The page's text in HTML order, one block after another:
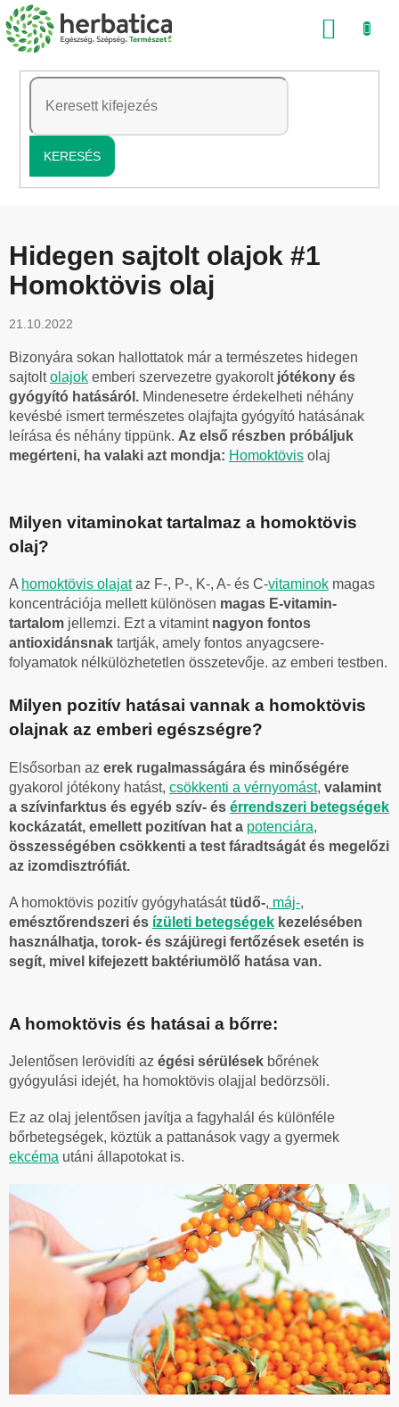
Ugrás
a
tartalomhoz
KERESÉS
Hidegen sajtolt olajok #1
Homoktövis olaj
21.10.2022
Bizonyára sokan hallottatok már a természetes hidegen
sajtoltolajok emberi szervezetre gyakorolt ​​jótékony és
gyógyító hatásáról. Mindenesetre érdekelheti néhány
kevésbé ismert természetes olajfajta gyógyító hatásának
leírása és néhány tippünk. Az első részben próbáljuk
megérteni, ha valaki azt mondja: Homoktövis olaj
Milyen vitaminokat tartalmaz a homoktövis
olaj?
A homoktövis olajataz F-, P-, K-, A- és C-vitaminok magas
koncentrációja mellett különösen magas E-vitamin-
tartalom jellemzi. Ezt a vitamint nagyon fontos
antioxidánsnak tartják, amely fontos anyagcsere-
folyamatok nélkülözhetetlen összetevője. az emberi testben.
Milyen pozitív hatásai vannak a homoktövis
olajnak az emberi egészségre?
Elsősorban az erek rugalmasságára és minőségére
gyakorol jótékony hatást, csökkenti a vérnyomást, valamint
a szívinfarktus és egyéb szív- és érrendszeri betegségek
kockázatát, emellett pozitívan hat a potenciára,
összességében csökkenti a test fáradtságát és megelőzi
az izomdisztrófiát.
A homoktövis pozitív gyógyhatásáttüdő-, máj-,
emésztőrendszeri és ízületi betegségek kezelésében
használhatja, torok- és szájüregi fertőzések esetén is
segít, mivel kifejezett baktériumölő hatása van.
A homoktövis és hatásai a bőrre:
Jelentősen lerövidíti az égési sérülések bőrének
gyógyulási idejét, ha homoktövis olajjal bedörzsöli.
Ez az olaj jelentősen javítja a fagyhalál és különféle
bőrbetegségek, köztük a pattanások vagy a gyermek
ekcéma utáni állapotokat is.